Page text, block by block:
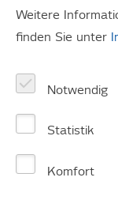
sofern es die
beauftragen wir
Unsere
und
verbindlichen
Vorgaben zur
Weitere
finden Sie unter
Notwendig
Statistik
Komfort